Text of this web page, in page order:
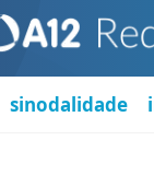
sinodalidade